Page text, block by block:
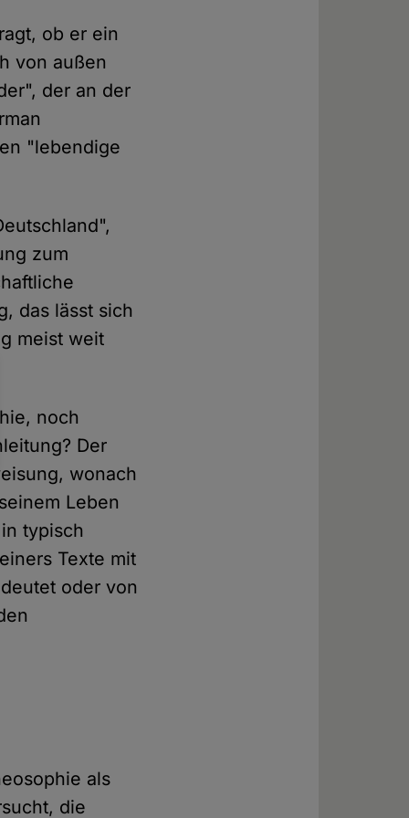
ob er ein
von außen
der an der
"lebendige
zum
das lässt sich
meist weit
noch
Der
wonach
Leben
typisch
Texte mit
oder von
als
die